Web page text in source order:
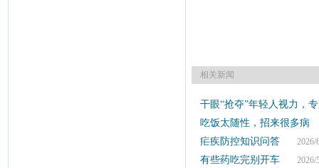
相关新闻
干眼“抢夺”年轻人视力，
吃饭太随性，招来很多病
疟疾防控知识问答 2026/
有些药吃完别开车 2026/